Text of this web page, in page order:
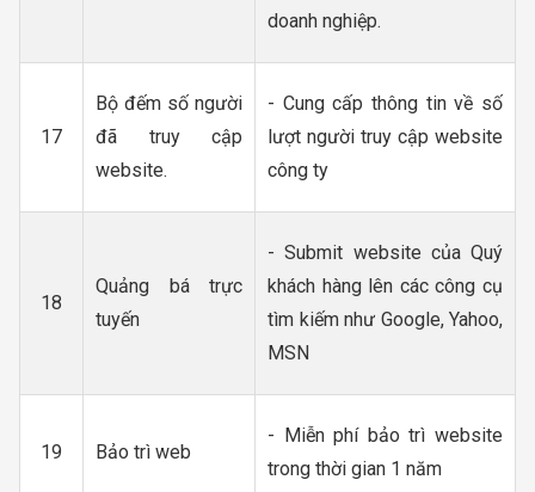
doanh nghiệp.
17
Bộ đếm số người
đã truy cập
website.
- Cung cấp thông tin về số
lượt người truy cập website
công ty
18
Quảng bá trực
tuyến
- Submit website của Quý
khách hàng lên các công cụ
tìm kiếm như Google, Yahoo,
MSN
19 Bảo trì web
- Miễn phí bảo trì website
trong thời gian 1 năm